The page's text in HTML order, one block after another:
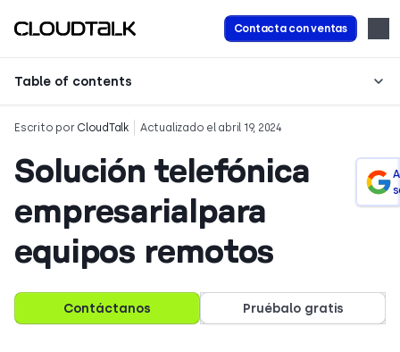
Contacta con ventas
Table of contents
Escrito por CloudTalk Actualizado el abril 19, 2024
Solución telefónica
empresarialpara
equipos remotos
Contáctanos Pruébalo gratis